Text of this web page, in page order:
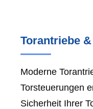
Torantriebe
Moderne
Torsteuerungen
Sicherheit Ihrer